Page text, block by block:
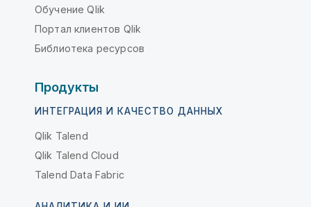
Обучение Qlik
Портал клиентов Qlik
Библиотека ресурсов
Продукты
ИНТЕГРАЦИЯ И КАЧЕСТВО ДАННЫХ
Qlik Talend
Qlik Talend Cloud
Talend Data Fabric